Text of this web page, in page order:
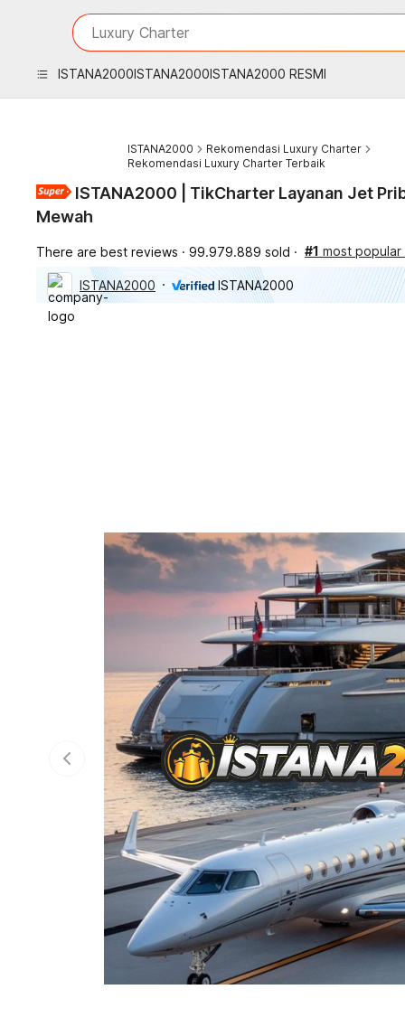
What are you looking for?
iphones 16
Luxury Charter
torras phone case
samsung note 20 5g cover
ISTANA2000ISTANA2000ISTANA2000 RESMI
ISTANA2000
Rekomendasi Luxury Charter
Rekomendasi Luxury Charter Terbaik
ISTANA2000 | TikCharter Layanan Jet
Mewah
There are best reviews 99.979.889 sold #1 most popular
ISTANA2000 ISTANA2000
Previous slide